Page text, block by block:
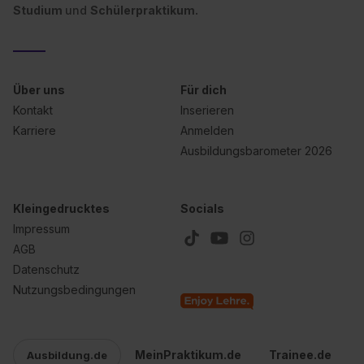
Auswahl über die Checkboxen und klick auf „Auswahl
S. 1 lit. a) DS-GVO). Die USA verfügen über kein
angemessenes Datenschutzniveau (EuGH – Schrems
II). Du kannst die von dir erteilte Einwilligung jederzeit mit
Einstellungen“ widerrufen. Weitere Informationen zu den
einzelnen Cookies findest du durch Klick auf „Details
zeigen“. Weitere Informationen:
Impressum
Studium und Schülerpraktikum.
Über uns
Kontakt
Karriere
Für dich
Inserieren
Anmelden
Ausbildungsbarometer 2026
Kleingedrucktes
Impressum
AGB
Datenschutz
Nutzungsbedingungen
Socials
Ausbildung.de MeinPraktikum.de Trainee.de